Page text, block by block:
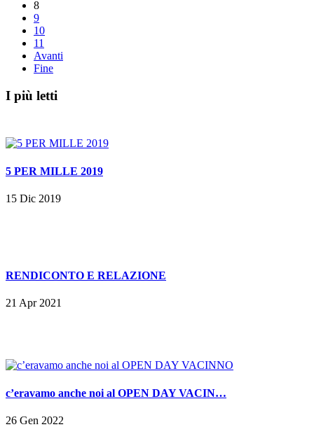
8
9
10
11
Avanti
Fine
I più letti
5 PER MILLE 2019
15 Dic 2019
RENDICONTO E RELAZIONE
21 Apr 2021
c’eravamo anche noi al OPEN DAY VACIN…
26 Gen 2022